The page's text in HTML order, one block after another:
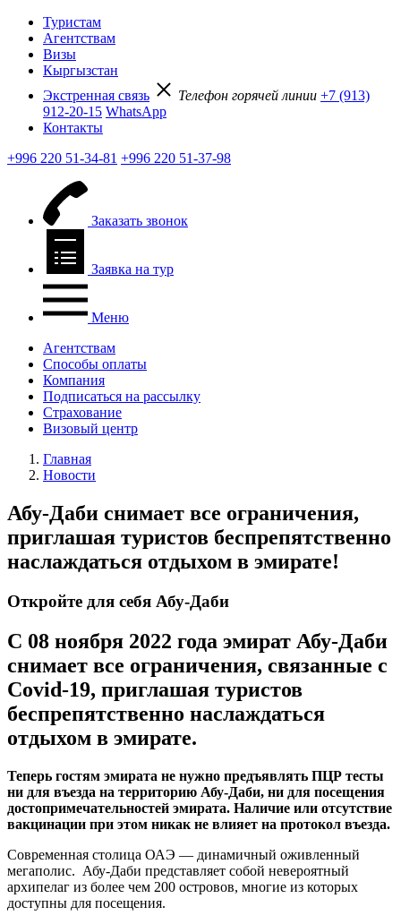
Туристам
Агентствам
Визы
Кыргызстан
Экстренная связь
Телефон горячей линии +7 (913)
912-20-15 WhatsApp
Контакты
+996 220 51-34-81 +996 220 51-37-98
Заказать звонок
Заявка на тур
Меню
Агентствам
Способы оплаты
Компания
Подписаться на рассылку
Страхование
Визовый центр
Главная
Новости
Абу-Даби снимает все ограничения,
приглашая туристов беспрепятственно
наслаждаться отдыхом в эмирате!
Откройте для себя Абу-Даби
С 08 ноября 2022 года эмират Абу-Даби
снимает все ограничения, связанные с
Сovid-19, приглашая туристов
беспрепятственно наслаждаться
отдыхом в эмирате.
Теперь гостям эмирата не нужно предъявлять ПЦР тесты
ни для въезда на территорию Абу-Даби, ни для посещения
достопримечательностей эмирата. Наличие или отсутствие
вакцинации при этом никак не влияет на протокол въезда.
Cовременная столица ОАЭ — динамичный оживленный
мегаполис. Абу-Даби представляет собой невероятный
архипелаг из более чем 200 островов, многие из которых
доступны для посещения.